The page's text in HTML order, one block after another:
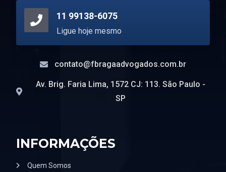
INFORMAÇÕES
Quem Somos
11 99138-6075
Ligue hoje mesmo
contato@fbragaadvogados.com.br
Av. Brig. Faria Lima, 1572 CJ: 113. São Paulo -
SP